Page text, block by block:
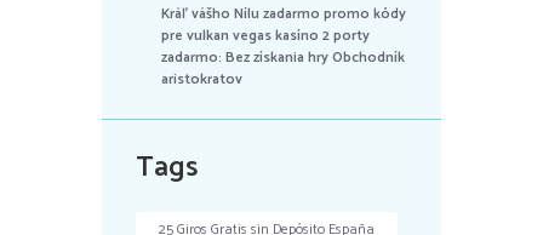
Kráľ vášho Nílu zadarmo promo kódy
pre vulkan vegas kasíno 2 porty
zadarmo: Bez získania hry Obchodník
aristokratov
Tags
25 Giros Gratis sin Depósito España